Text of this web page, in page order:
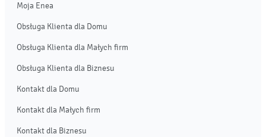
Moja Enea
Obsługa Klienta dla Domu
Obsługa Klienta dla Małych firm
Obsługa Klienta dla Biznesu
Kontakt dla Domu
Kontakt dla Małych firm
Kontakt dla Biznesu